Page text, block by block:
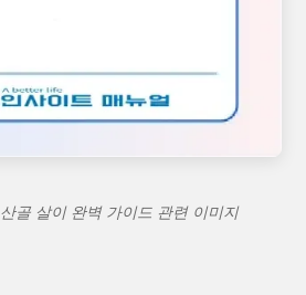
골 살이 완벽 가이드 관련 이미지